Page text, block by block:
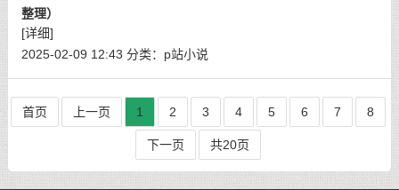
整理）
[详细]
2025-02-09 12:43 分类： p站小说
首页 上一页 1 2 3 4 5 6 7 8
下一页 共20页